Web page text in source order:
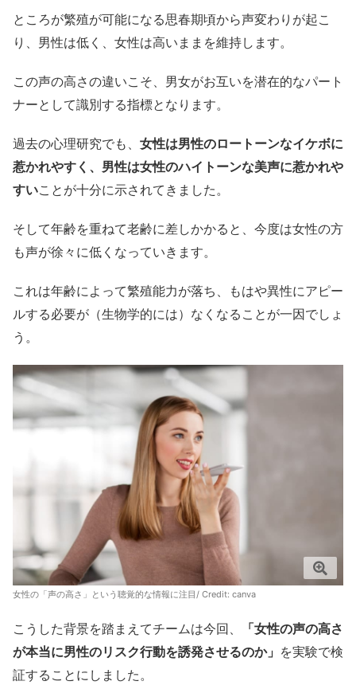
ところが繁殖が可能になる思春期頃から声変わりが起こ
り、男性は低く、女性は高いままを維持します。
この声の高さの違いこそ、男女がお互いを潜在的なパート
ナーとして識別する指標となります。
過去の心理研究でも、 女性は男性のロートーンなイケボに
惹かれやすく、男性は女性のハイトーンな美声に惹かれや
すいことが十分に示されてきました。
そして年齢を重ねて老齢に差しかかると、今度は女性の方
も声が徐々に低くなっていきます。
これは年齢によって繁殖能力が落ち、もはや異性にアピー
ルする必要が（生物学的には）なくなることが一因でしょ
う。
女性の「声の高さ」という聴覚的な情報に注目/ Credit: canva
こうした背景を踏まえてチームは今回、
「女性の声の高さ
が本当に男性のリスク行動を誘発させるのか」 を実験で検
証することにしました。